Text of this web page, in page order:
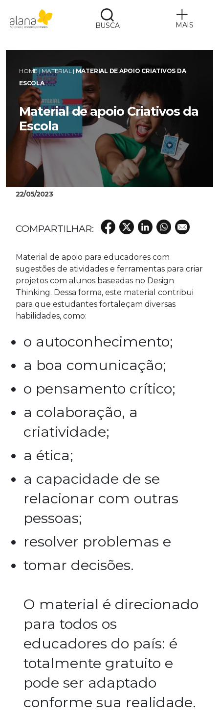
BUSCA MAIS
HOME|MATERIAL| MATERIAL DE APOIO CRIATIVOS DA
ESCOLA
Material de apoio Criativos da
Escola
22/05/2023
Material de apoio para educadores com
sugestões de atividades e ferramentas para criar
projetos com alunos baseadas no Design
Thinking. Dessa forma, este material contribui
para que estudantes fortaleçam diversas
habilidades, como:
o autoconhecimento;
a boa comunicação;
o pensamento crítico;
a colaboração, a
criatividade;
a ética;
a capacidade de se
relacionar com outras
pessoas;
resolver problemas e
tomar decisões.
O material é direcionado
para todos os
educadores do país: é
totalmente gratuito e
pode ser adaptado
conforme sua realidade.